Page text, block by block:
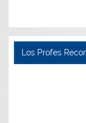
Los Profes